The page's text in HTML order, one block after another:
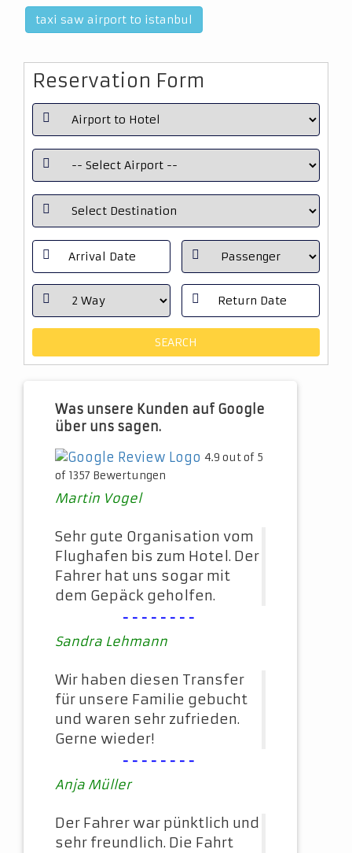
taxi saw airport to istanbul
Reservation Form
Was unsere Kunden auf Google
über uns sagen.
4.9 out of 5
of 1357 Bewertungen
Martin Vogel
Sehr gute Organisation vom
Flughafen bis zum Hotel. Der
Fahrer hat uns sogar mit
dem Gepäck geholfen.
--------
Sandra Lehmann
Wir haben diesen Transfer
für unsere Familie gebucht
und waren sehr zufrieden.
Gerne wieder!
--------
Anja Müller
Der Fahrer war pünktlich und
sehr freundlich. Die Fahrt